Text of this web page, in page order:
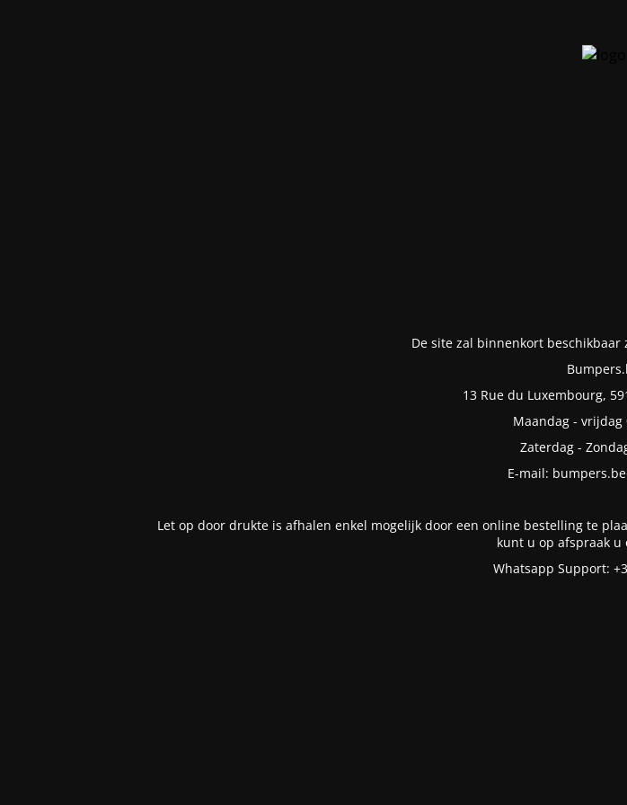
De site zal binnenkort
13 Rue du Luxembourg,
Maandag - vrijdag
Zaterdag -
E-mail:
Let op door drukte is afhalen enkel mogelijk door een online bestelling te
kunt u op afspraak u
Whatsapp Support: